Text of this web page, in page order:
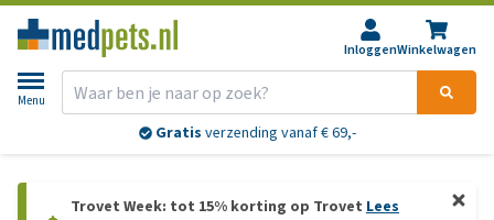
InloggenWinkelwagen
Menu
Gratis verzending vanaf € 69,-
Trovet Week: tot 15% korting op Trovet Lees